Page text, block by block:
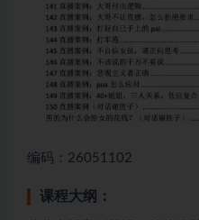
编码：26051102
课程大纲：